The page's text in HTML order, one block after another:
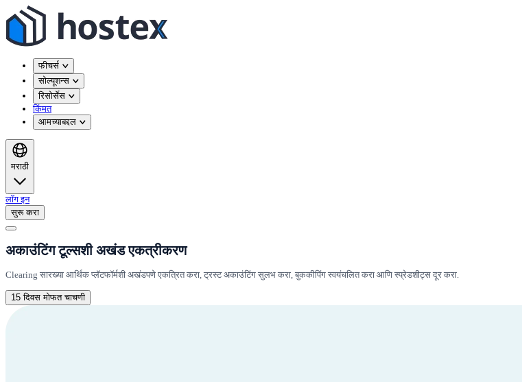
फीचर्स
सोल्यूशन्स
रिसोर्सेस
किंमत
आमच्याबद्दल
मराठी
लॉग इन
सुरू करा
अकाउंटिंग टूल्सशी अखंड एकत्रीकरण
Clearing सारख्या आर्थिक प्लॅटफॉर्मशी अखंडपणे एकत्रित करा, ट्रस्ट अकाउंटिंग सुलभ करा, बुककीपिंग स्वयंचलित करा आणि स्प्रेडशीट्स दूर करा.
15 दिवस मोफत चाचणी